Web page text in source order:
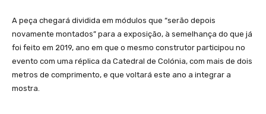
A peça chegará dividida em módulos que “serão depois
novamente montados” para a exposição, à semelhança do que já
foi feito em 2019, ano em que o mesmo construtor participou no
evento com uma réplica da Catedral de Colónia, com mais de dois
metros de comprimento, e que voltará este ano a integrar a
mostra.